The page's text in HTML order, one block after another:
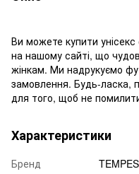
Ви можете купити
на нашому сайті, що
жінкам. Ми надрукуємо
замовлення. Будь-ласка,
для того, щоб не
Характеристики
Бренд